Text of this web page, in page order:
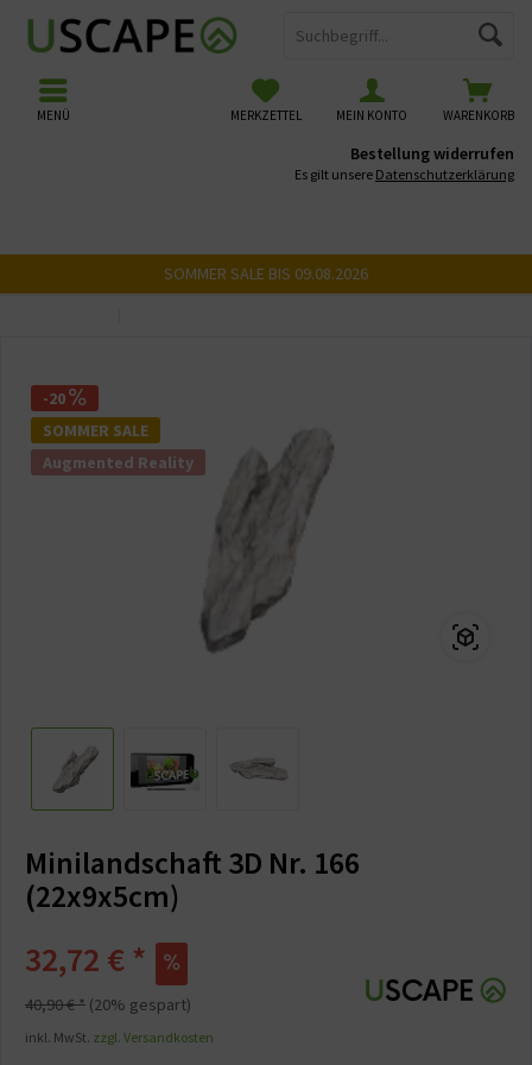
WARENKORB
MERKZETTEL MEIN KONTO
MENÜ
Bestellung widerrufen
Es gilt unsere Datenschutzerklärung
SOMMER SALE BIS 09.08.2026
-20
SOMMER SALE
Augmented Reality
Minilandschaft 3D Nr. 166
(22x9x5cm)
32,72 € *
40,90 € * (20% gespart)
inkl. MwSt. zzgl. Versandkosten